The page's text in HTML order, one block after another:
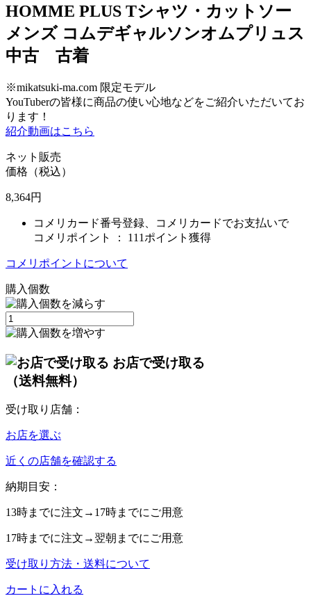
HOMME PLUS Tシャツ・カットソー
メンズ コムデギャルソンオムプリュス
中古 古着
※mikatsuki-ma.com 限定モデル
YouTuberの皆様に商品の使い心地などをご紹介いただいてお
ります！
紹介動画はこちら
ネット販売
価格（税込）
8,364円
コメリカード番号登録、コメリカードでお支払いで
コメリポイント ： 111ポイント獲得
コメリポイントについて
購入個数
お店で受け取る
（送料無料）
受け取り店舗：
お店を選ぶ
近くの店舗を確認する
納期目安：
13時までに注文→ 17時までにご用意
17時までに注文→ 翌朝 までにご用意
受け取り方法・送料について
カートに入れる